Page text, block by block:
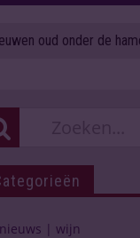
onder de hamer| 06
| wijn